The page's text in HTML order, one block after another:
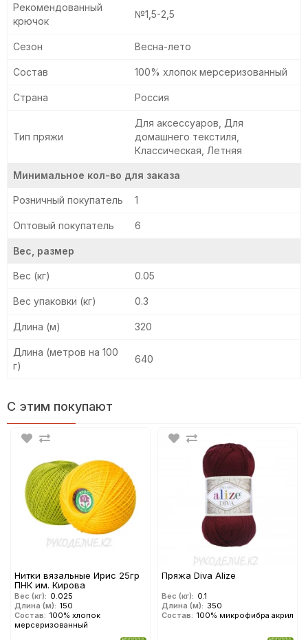
Рекомендованный
крючок
№1,5-2,5
Сезон Весна-лето
Состав 100% хлопок мерсеризованный
Страна Россия
Тип пряжи
Для аксессуаров, Для
домашнего текстиля,
Классическая, Летняя
Минимальное кол-во для заказа
Розничный покупатель 1
Оптовый покупатель 6
Вес, размер
Вес (кг) 0.05
Вес упаковки (кг) 0.3
Длина (м) 320
Длина (метров на 100
г)
640
С этим покупают
Нитки вязальные Ирис 25гр
ПНК им. Кирова
Вес (кг): 0.025
Длина (м): 150
Состав: 100% хлопок
мерсеризованный
Пряжа Diva Alize
Вес (кг): 0.1
Длина (м): 350
Состав: 100% микрофибра акрил